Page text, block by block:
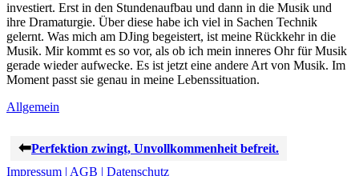
investiert. Erst in den Stundenaufbau und dann in die Musik und
ihre Dramaturgie. Über diese habe ich viel in Sachen Technik
gelernt. Was mich am DJing begeistert, ist meine Rückkehr in die
Musik. Mir kommt es so vor, als ob ich mein inneres Ohr für Musik
gerade wieder aufwecke. Es ist jetzt eine andere Art von Musik. Im
Moment passt sie genau in meine Lebenssituation.
Kategorien
Allgemein
Perfektion zwingt, Unvollkommenheit befreit.
Impressum | AGB | Datenschutz